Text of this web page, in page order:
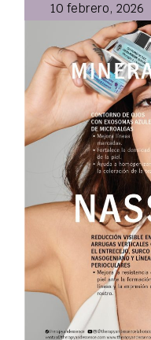
10 febrero, 2026